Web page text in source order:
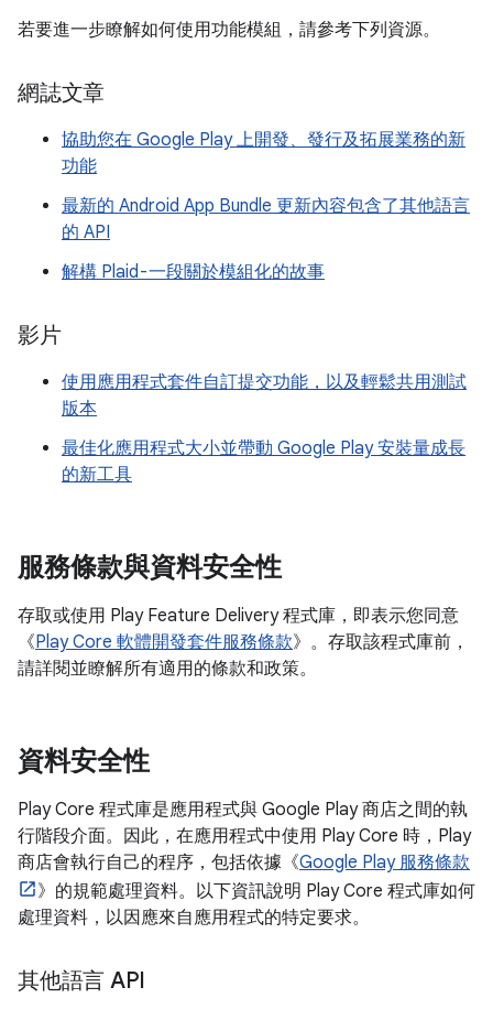
若要進一步瞭解如何使用功能模組，請參考下列資源。
網誌文章
協助您在 Google Play 上開發、發行及拓展業務的新
功能
最新的 Android App Bundle 更新內容包含了其他語言
的 API
解構 Plaid - 一段關於模組化的故事
影片
使用應用程式套件自訂提交功能，以及輕鬆共用測試
版本
最佳化應用程式大小並帶動 Google Play 安裝量成長
的新工具
服務條款與資料安全性
存取或使用 Play Feature Delivery 程式庫，即表示您同意
《Play Core 軟體開發套件服務條款》。存取該程式庫前，
請詳閱並瞭解所有適用的條款和政策。
資料安全性
Play Core 程式庫是應用程式與 Google Play 商店之間的執
行階段介面。因此，在應用程式中使用 Play Core 時，Play
商店會執行自己的程序，包括依據《Google Play 服務條款
》的規範處理資料。以下資訊說明 Play Core 程式庫如何
處理資料，以因應來自應用程式的特定要求。
其他語言 API